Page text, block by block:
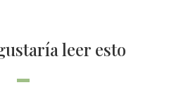
leer esto